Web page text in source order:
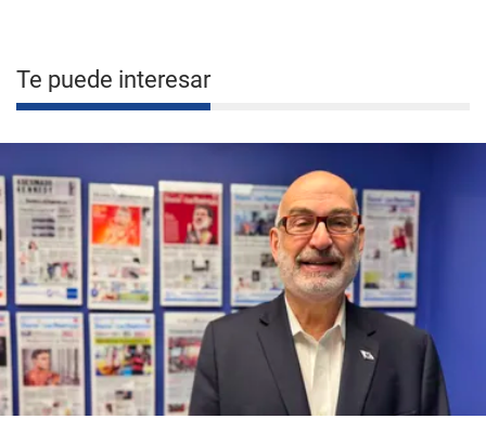
Te puede interesar